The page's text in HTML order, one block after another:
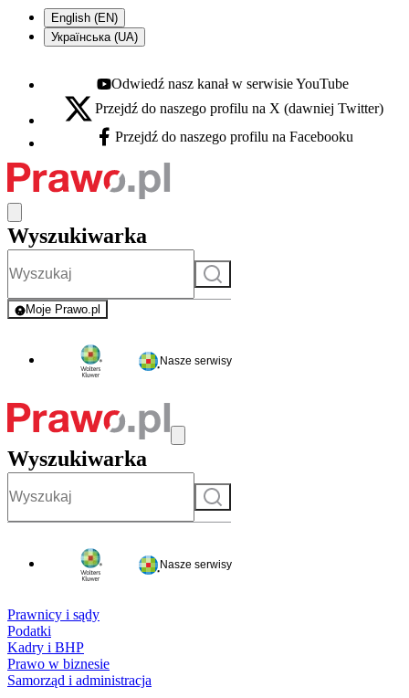
English (EN)
Українська (UA)
Youtube - otwiera się w nowej karcie
Odwiedź nasz kanał w serwisie YouTube
X - otwiera się w nowej karcie
Przejdź do naszego profilu na X (dawniej Twitter)
Facebook - otwiera się w nowej karcie
Przejdź do naszego profilu na Facebooku
Wyszukiwarka
Szukaj
Moje Prawo.pl
- rejestracja i logowanie do serwisu
Nasze serwisy
Wyszukiwarka
Szukaj
Nasze serwisy
Prawnicy i sądy
Podatki
Kadry i BHP
Prawo w biznesie
Samorząd i administracja